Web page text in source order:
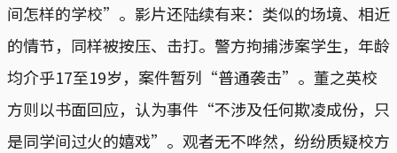
间怎样的学校”。影片还陆续有来：类似的场境、相近
的情节，同样被按压、击打。警方拘捕涉案学生，年龄
均介乎17至19岁，案件暂列“普通袭击”。董之英校
方则以书面回应，认为事件“不涉及任何欺凌成份，只
是同学间过火的嬉戏”。观者无不哗然，纷纷质疑校方